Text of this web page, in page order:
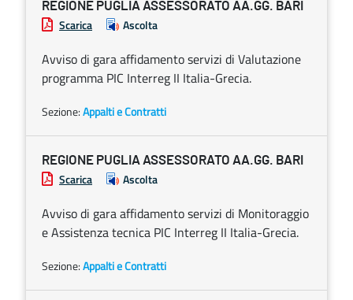
REGIONE PUGLIA ASSESSORATO AA.GG. BARI
Scarica Ascolta
Avviso di gara affidamento servizi di Valutazione
programma PIC Interreg II Italia-Grecia.
Sezione:Appalti e Contratti
REGIONE PUGLIA ASSESSORATO AA.GG. BARI
Scarica Ascolta
Avviso di gara affidamento servizi di Monitoraggio
e Assistenza tecnica PIC Interreg II Italia-Grecia.
Sezione:Appalti e Contratti